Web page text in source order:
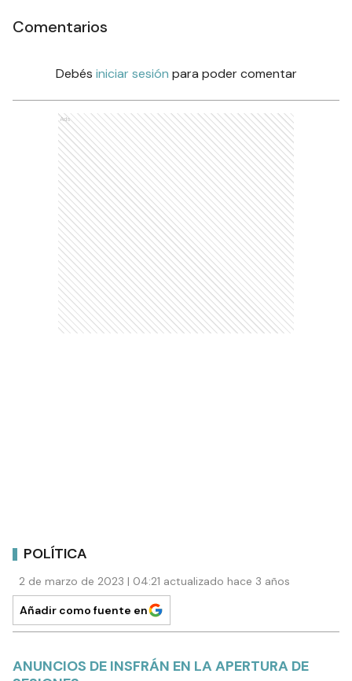
Comentarios
Debés iniciar sesión para poder comentar
Ads
POLÍTICA
2 de marzo de 2023 | 04:21 actualizado hace 3 años
Añadir como fuente en
ANUNCIOS DE INSFRÁN EN LA APERTURA DE